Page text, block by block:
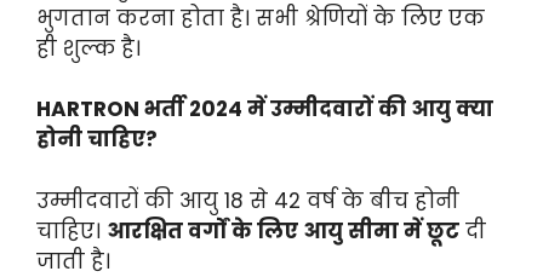
भुगतान करना होता है। सभी श्रेणियों के लिए एक
ही शुल्क है।
HARTRON भर्ती 2024 में उम्मीदवारों की आयु क्या
होनी चाहिए?
उम्मीदवारों की आयु 18 से 42 वर्ष के बीच होनी
चाहिए। आरक्षित वर्गों के लिए आयु सीमा में छूट दी
जाती है।